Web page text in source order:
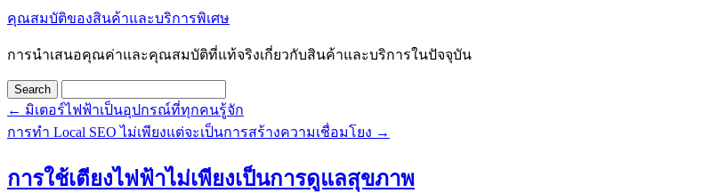
คุณสมบัติของสินค้าและบริการพิเศษ
การนำเสนอคุณค่าและคุณสมบัติที่แท้จริงเกี่ยวกับสินค้าและบริการในปัจจุบัน
← มิเตอร์ไฟฟ้าเป็นอุปกรณ์ที่ทุกคนรู้จัก
การทำ Local SEO ไม่เพียงแต่จะเป็นการสร้างความเชื่อมโยง →
การใช้เตียงไฟฟ้าไม่เพียงเป็นการดูแลสุขภาพ